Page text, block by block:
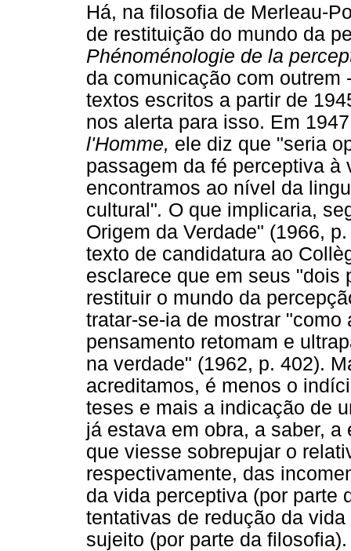
Há, na filosofia de Merleau-
de restituição do mundo da
Phénoménologie de la
da comunicação com outrem
textos escritos a partir de
nos alerta para isso. Em
l'Homme, ele diz que "seria
passagem da fé perceptiva
encontramos ao nível da
cultural". O que implicaria,
Origem da Verdade" (1966,
texto de candidatura ao
esclarece que em seus "dois
restituir o mundo da
tratar-se-ia de mostrar
pensamento retomam e
na verdade" (1962, p. 402).
acreditamos, é menos o
teses e mais a indicação de
já estava em obra, a saber,
que viesse sobrepujar o
respectivamente, das
da vida perceptiva (por parte
tentativas de redução da
sujeito (por parte da filosofia).